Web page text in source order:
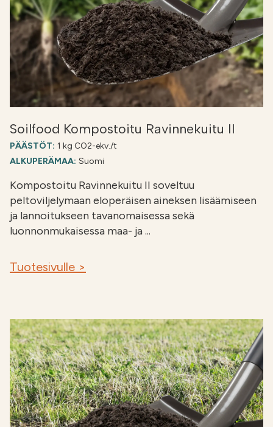
Soilfood Kompostoitu Ravinnekuitu II
PÄÄSTÖT: 1 kg CO2-ekv./t
ALKUPERÄMAA: Suomi
Kompostoitu Ravinnekuitu II soveltuu
peltoviljelymaan eloperäisen aineksen lisäämiseen
ja lannoitukseen tavanomaisessa sekä
luonnonmukaisessa maa- ja ...
Tuotesivulle >